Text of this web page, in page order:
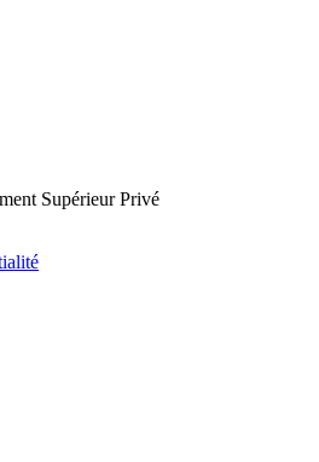
Supérieur Privé